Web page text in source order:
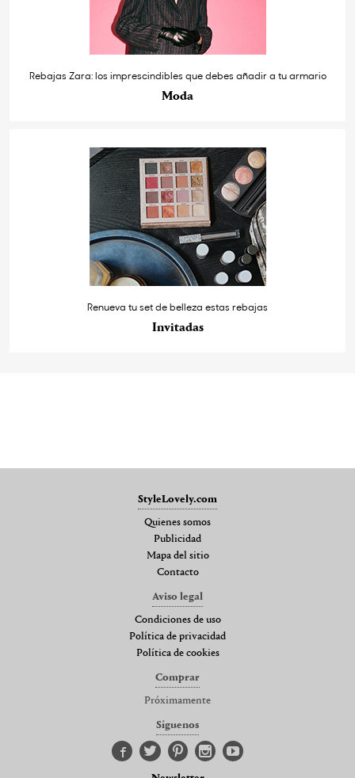
Rebajas Zara: los imprescindibles que debes añadir a tu armario
Moda
Renueva tu set de belleza estas rebajas
Invitadas
StyleLovely.com
Quienes somos
Publicidad
Mapa del sitio
Contacto
Aviso legal
Condiciones de uso
Política de privacidad
Política de cookies
Comprar
Próximamente
Síguenos